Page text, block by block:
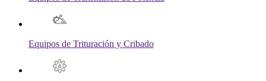
Equipos de Trituración y Cribado